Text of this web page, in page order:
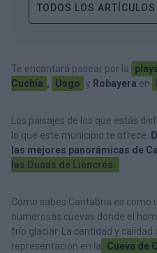
TODOS LOS ARTÍCULOS
Te encantará pasear por la
Cuchía , Usgo y Robayera en
Los paisajes de los que estás
lo que este municipio te ofrece.
las mejores panorámicas de
las Dunas de Liencres.
Como sabes Cantabria es como
numerosas cuevas donde el
frío glaciar. La cantidad y
representación en la
Cueva de